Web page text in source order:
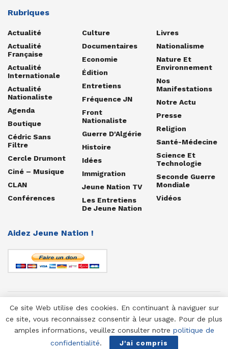
Rubriques
Actualité
Actualité
Française
Actualité
Internationale
Actualité
Nationaliste
Agenda
Boutique
Cédric Sans
Filtre
Cercle Drumont
Ciné – Musique
CLAN
Conférences
Culture
Documentaires
Economie
Édition
Entretiens
Fréquence JN
Front
Nationaliste
Guerre D'Algérie
Histoire
Idées
Immigration
Jeune Nation TV
Les Entretiens
De Jeune Nation
Livres
Nationalisme
Nature Et
Environnement
Nos
Manifestations
Notre Actu
Presse
Religion
Santé-Médecine
Science Et
Technologie
Seconde Guerre
Mondiale
Vidéos
Aidez Jeune Nation !
© 1958-2025 Jeune Nation
Ce site Web utilise des cookies. En continuant à naviguer sur
ce site, vous reconnaissez consentir à leur usage. Pour de plus
amples informations, veuillez consulter notre politique de
confidentialité. J'ai compris